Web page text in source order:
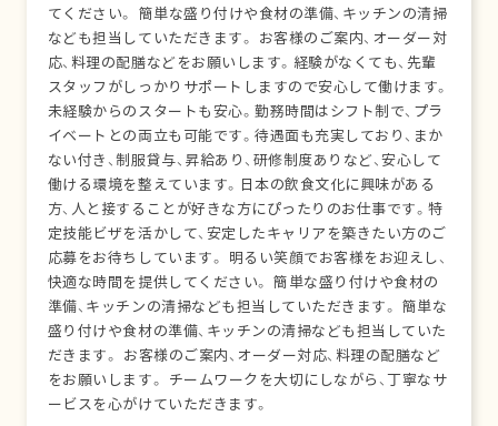
てください。 簡単な盛り付けや食材の準備、キッチンの清掃
なども担当していただきます。 お客様のご案内、オーダー対
応、料理の配膳などをお願いします。経験がなくても、先輩
スタッフがしっかりサポートしますので安心して働けます。
未経験からのスタートも安心。勤務時間はシフト制で、プラ
イベートとの両立も可能です。待遇面も充実しており、まか
ない付き、制服貸与、昇給あり、研修制度ありなど、安心して
働ける環境を整えています。日本の飲食文化に興味がある
方、人と接することが好きな方にぴったりのお仕事です。特
定技能ビザを活かして、安定したキャリアを築きたい方のご
応募をお待ちしています。 明るい笑顔でお客様をお迎えし、
快適な時間を提供してください。 簡単な盛り付けや食材の
準備、キッチンの清掃なども担当していただきます。 簡単な
盛り付けや食材の準備、キッチンの清掃なども担当していた
だきます。 お客様のご案内、オーダー対応、料理の配膳など
をお願いします。 チームワークを大切にしながら、丁寧なサ
ービスを心がけていただきます。